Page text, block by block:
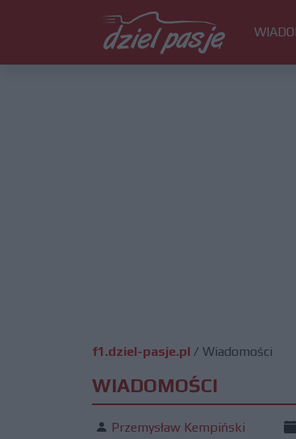
f1.dziel-pasje.pl / Wiadomości
WIADOMOŚCI
Przemysław Kempiński